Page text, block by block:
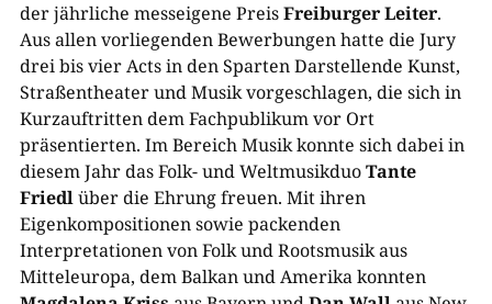
der jährliche messeigene PreisFreiburger Leiter.
Aus allen vorliegenden Bewerbungen hatte die Jury
drei bis vier Acts in den Sparten Darstellende Kunst,
Straßentheater und Musik vorgeschlagen, die sich in
Kurzauftritten dem Fachpublikum vor Ort
präsentierten. Im Bereich Musik konnte sich dabei in
diesem Jahr das Folk- und WeltmusikduoTante
Friedlüber die Ehrung freuen. Mit ihren
Eigenkompositionen sowie packenden
Interpretationen von Folk und Rootsmusik aus
Mitteleuropa, dem Balkan und Amerika konnten